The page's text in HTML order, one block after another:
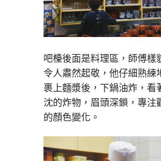
吧檯後面是料理區，師傅樣
令人肅然起敬，他仔細熟練
裹上麵漿後，下鍋油炸，看
沈的炸物，眉頭深鎖，專注
的顏色變化。